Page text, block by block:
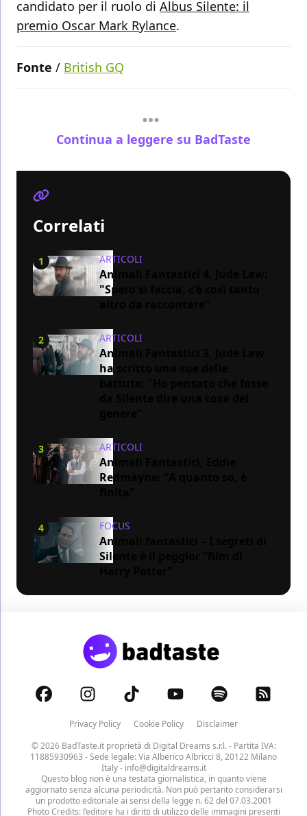
candidato per il ruolo di Albus Silente: il
premio Oscar Mark Rylance.
Fonte / British GQ
Continua a leggere su BadTaste
Correlati
1 ARTICOLI
Animali Fantastici 4, Jude Law:
"Spero si faccia, c'è così tanto
2 ARTICOLI
Animali Fantastici 3, Jude Law
ha scritto una sue delle
3 ARTICOLI
Animali Fantastici, Eddie
Redmayne: "A quanto so, è
4 FOCUS
Animali fantastici – I segreti di
Silente è il peggior “film di
Privacy Policy Cookie Policy
Disclaimer
© 2026 BadTaste.it proprietà di Digital Dreams s.r.l.- Partita IVA:
11885930963 - Sede legale: Via Alberico Albricci 8, 20122 Milano
Italy - info@digitaldreams.it
Questo blog non è una testata giornalistica, in quanto viene
aggiornato senza alcuna periodicità. Non può pertanto considerarsi
un prodotto editoriale ai sensi della legge n. 62 del 07.03.2001
Photo Credits: l’editore ha i diritti di utilizzo delle immagini presenti